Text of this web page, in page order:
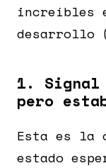
increíbles
desarrollo
1. Signal
pero
Esta es la
estado